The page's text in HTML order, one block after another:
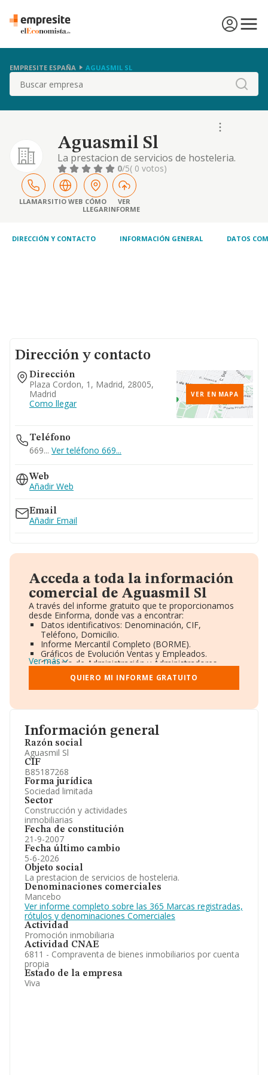
EMPRESITE ESPAÑA AGUASMIL SL
Buscar
Aguasmil Sl
La prestacion de servicios de hosteleria.
0/5( 0 votos)
LLAMARSITIO WEB CÓMO
LLEGAR
VER
INFORME
DIRECCIÓN Y CONTACTO INFORMACIÓN GENERAL DATOS
Información general
Razón social
Aguasmil Sl
CIF
B85187268
Forma jurídica
Sociedad limitada
Sector
Construcción y actividades
inmobiliarias
Fecha de constitución
21-9-2007
Fecha último cambio
5-6-2026
Objeto social
La prestacion de servicios de hosteleria.
Denominaciones comerciales
Mancebo
Ver informe completo sobre las 365 Marcas registradas,
rótulos y denominaciones Comerciales
Actividad
Promoción inmobiliaria
Actividad CNAE
6811 - Compraventa de bienes inmobiliarios por cuenta
propia
Estado de la empresa
Viva
Dirección y contacto
Dirección
Plaza Cordon, 1, Madrid, 28005,
Madrid
Como llegar
VER EN MAPA
Teléfono
669... Ver teléfono 669...
Web
Añadir Web
Email
Añadir Email
Acceda a toda la información
comercial de Aguasmil Sl
A través del informe gratuito que te proporcionamos
desde Einforma, donde vas a encontrar:
Datos identificativos: Denominación, CIF,
Teléfono, Domicilio.
Informe Mercantil Completo (BORME).
Gráficos de Evolución Ventas y Empleados.
Consejo de Administración y Administradores.
Directivos y Ejecutivos.
Accionistas.
Participaciones y Vinculaciones en otras empresas.
Información oficial y registral complementaria.
Ver más
QUIERO MI INFORME GRATUITO